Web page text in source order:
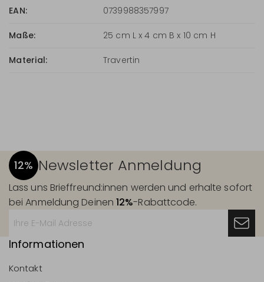
EAN: 0739988357997
Maße: 25 cm L x 4 cm B x 10 cm H
Material: Travertin
12% Newsletter Anmeldung
Lass uns Brieffreund:innen werden und erhalte sofort
bei Anmeldung Deinen12%-Rabattcode.
Informationen
Kontakt